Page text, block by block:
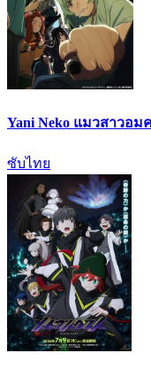
Yani Neko แมวสาวอม
ซับไทย